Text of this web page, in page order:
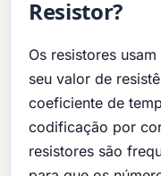
Resistor?
Os resistores
seu valor de
coeficiente de
codificação por
resistores são